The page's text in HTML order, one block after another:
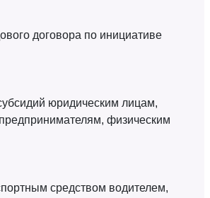
договора по инициативе
юридическим лицам,
физическим
средством водителем,